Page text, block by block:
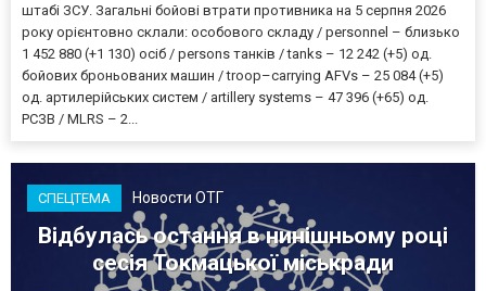
штабі ЗСУ. Загальні бойові втрати противника на 5 серпня 2026
року орієнтовно склали: особового складу / personnel – близько
1 452 880 (+1 130) осіб / persons танків / tanks – 12 242 (+5) од.
бойових броньованих машин / troop–carrying AFVs – 25 084 (+5)
од. артилерійських систем / artillery systems – 47 396 (+65) од.
РСЗВ / MLRS – 2...
СПЕЦТЕМА Новости ОТГ
Відбулась остання в нинішньому році
сесія Токмацької міськради